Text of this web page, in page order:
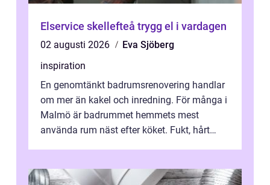
Elservice skellefteå trygg el i vardagen
02 augusti 2026
Eva Sjöberg
inspiration
En genomtänkt badrumsrenovering handlar
om mer än kakel och inredning. För många i
Malmö är badrummet hemmets mest
använda rum näst efter köket. Fukt, hårt